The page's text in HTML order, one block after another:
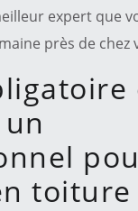
expert que
près de chez
toiture